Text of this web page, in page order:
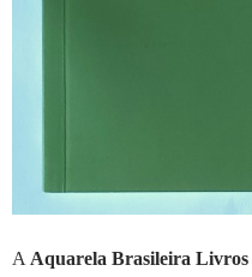
A Aquarela Brasileira Livros